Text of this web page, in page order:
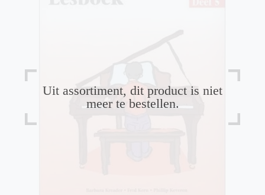
Uit assortiment, dit product is niet
meer te bestellen.